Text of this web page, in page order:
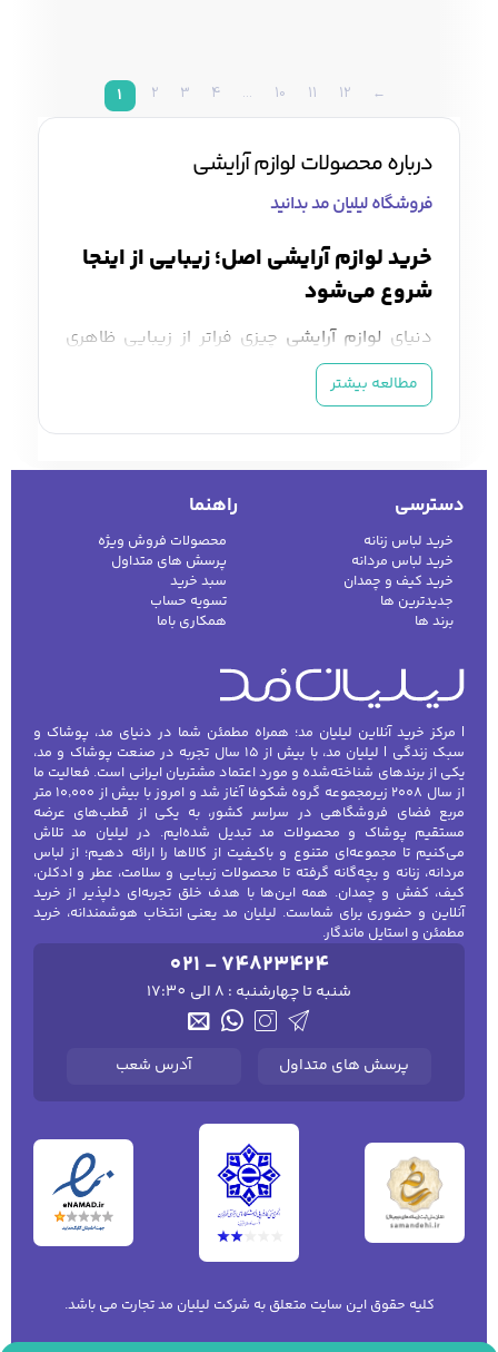
1 2 3 4 … 10 11 12 ←
درباره محصولات لوازم آرایشی
فروشگاه لیلیان مد بدانید
خرید لوازم آرایشی اصل؛ زیبایی از اینجا
شروع می‌شود
دنیای لوازم آرایشی چیزی فراتر از زیبایی ظاهری
است؛ انتخاب درست محصولات آرایشی، اعتماد
به‌نفس را تقویت می‌کند، سبک شخصی را برجسته
می‌سازد و تجربه‌ای از مراقبت و جذابیت را برای هر
آرایشی اصل
با قیمت مناسب، تنوع بالا و از
آمده‌اید.
چرا لوازم آرایشی اصل اهمیت دارد؟
آسیب‌های پوستی، حساسیت، خشکی، یا حتی
ایجاد چین‌وچروک زودرس شود. به همین دلیل
خرید از یک مرجع معتبر که محصولات باکیفیت و
اورجینال را ارائه می‌دهد، حیاتی است. تمامی
محصولات موجود در فروشگاه ما از برندهای
شناخته‌شده جهانی و باتضمین اصالت کالاعرضه
می‌شوند.
انواع لوازم آرایشی موجود در فروشگاه
ما مجموعه‌ای کامل ازمحصولات آرایشیرا ارائه
می‌دهیم که تمامی نیازهای شما برای آرایش
صورت، چشم، لب و ابرو را پوشش می‌دهد:
کرم پودر، کانسیلر و پنکک:
برای یکدست‌سازی
ریمل، خط چشم و سایه:
برای برجسته‌سازی
چشم‌ها با ماندگاری بالا
رژ لب، خط لب و بالم لب:
در طیف رنگی
گسترده، از مات تا براق
حرفه‌ای‌تر
مطالعه بیشتر
دسترسی
خرید لباس زنانه
خرید لباس مردانه
خرید کیف و چمدان
جدیدترین ها
برند ها
راهنما
محصولات فروش ویژه
پرسش های متداول
سبد خرید
تسویه حساب
همکاری باما
| مرکز خرید آنلاین لیلیان مد؛ همراه مطمئن شما در دنیای مد، پوشاک و
سبک زندگی | لیلیان مد، با بیش از ۱۵ سال تجربه در صنعت پوشاک و مد،
یکی از برندهای شناخته‌شده و مورد اعتماد مشتریان ایرانی است. فعالیت ما
از سال ۲۰۰۸ زیرمجموعه گروه شکوفا آغاز شد و امروز با بیش از ۱۰٬۰۰۰ متر
مربع فضای فروشگاهی در سراسر کشور، به یکی از قطب‌های عرضه
مستقیم پوشاک و محصولات مد تبدیل شده‌ایم. در لیلیان مد تلاش
می‌کنیم تا مجموعه‌ای متنوع و باکیفیت از کالاها را ارائه دهیم؛ از لباس
مردانه، زنانه و بچه‌گانه گرفته تا محصولات زیبایی و سلامت، عطر و ادکلن،
کیف، کفش و چمدان. همه این‌ها با هدف خلق تجربه‌ای دلپذیر از خرید
آنلاین و حضوری برای شماست. لیلیان مد یعنی انتخاب هوشمندانه، خرید
مطمئن و استایل ماندگار.
021 - 74823424
شنبه تا چهارشنبه : 8 الی 17:30
پرسش های متداول آدرس شعب
کلیه حقوق این سایت متعلق به شرکت لیلیان مد تجارت می باشد.